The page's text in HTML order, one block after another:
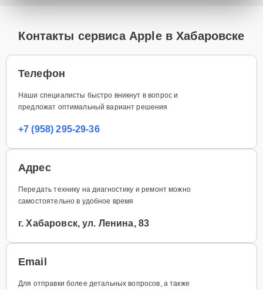
Контакты сервиса Apple в Хабаровске
Телефон
Наши специалисты быстро вникнут в вопрос и
предложат оптимальный вариант решения
+7 (958) 295-29-36
Адрес
Передать технику на диагностику и ремонт можно
самостоятельно в удобное время
г. Хабаровск, ул. Ленина, 83
Email
Для отправки более детальных вопросов, а также